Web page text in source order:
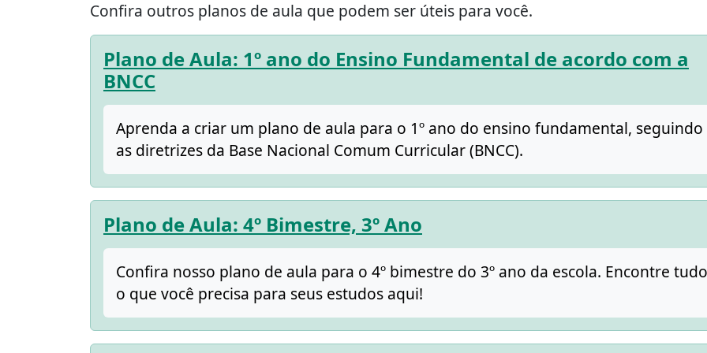
Confira outros planos de aula que podem ser úteis para você.
Plano de Aula: 1º ano do Ensino Fundamental de acordo com a
BNCC
Aprenda a criar um plano de aula para o 1º ano do ensino fundamental, seguindo
as diretrizes da Base Nacional Comum Curricular (BNCC).
Plano de Aula: 4º Bimestre, 3º Ano
Confira nosso plano de aula para o 4º bimestre do 3º ano da escola. Encontre tudo
o que você precisa para seus estudos aqui!